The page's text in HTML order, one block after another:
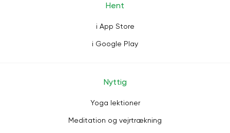
Hent
i App Store
i Google Play
Nyttig
Yoga lektioner
Meditation og vejrtrækning